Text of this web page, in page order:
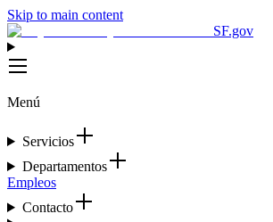
Skip to main content
SF.gov
Menú
Servicios
Departamentos
Empleos
Contacto